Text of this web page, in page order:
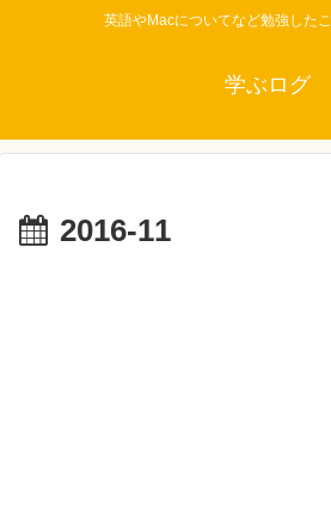
英語やMacについてなど勉強した
学ぶログ
2016-11